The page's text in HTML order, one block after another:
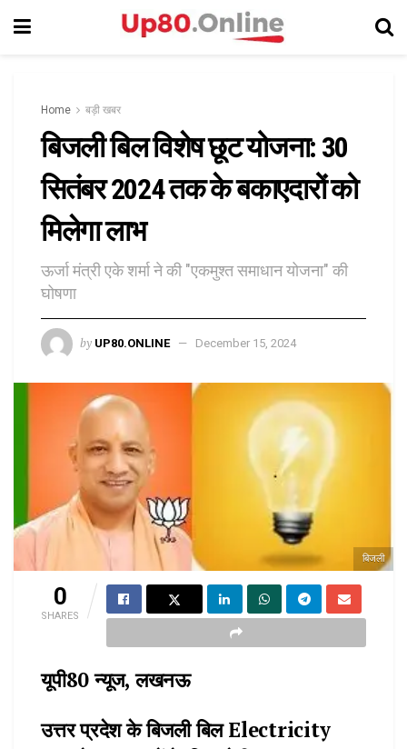
Home बड़ी खबर
बिजली बिल विशेष छूट योजना: 30
सितंबर 2024 तक के बकाएदारों को
मिलेगा लाभ
ऊर्जा मंत्री एके शर्मा ने की "एकमुश्त समाधान योजना" की
घोषणा
by UP80.ONLINE December 15, 2024
बिजली
0
SHARES
यूपी80 न्यूज, लखनऊ
उत्तर प्रदेश के बिजली बिल Electricity